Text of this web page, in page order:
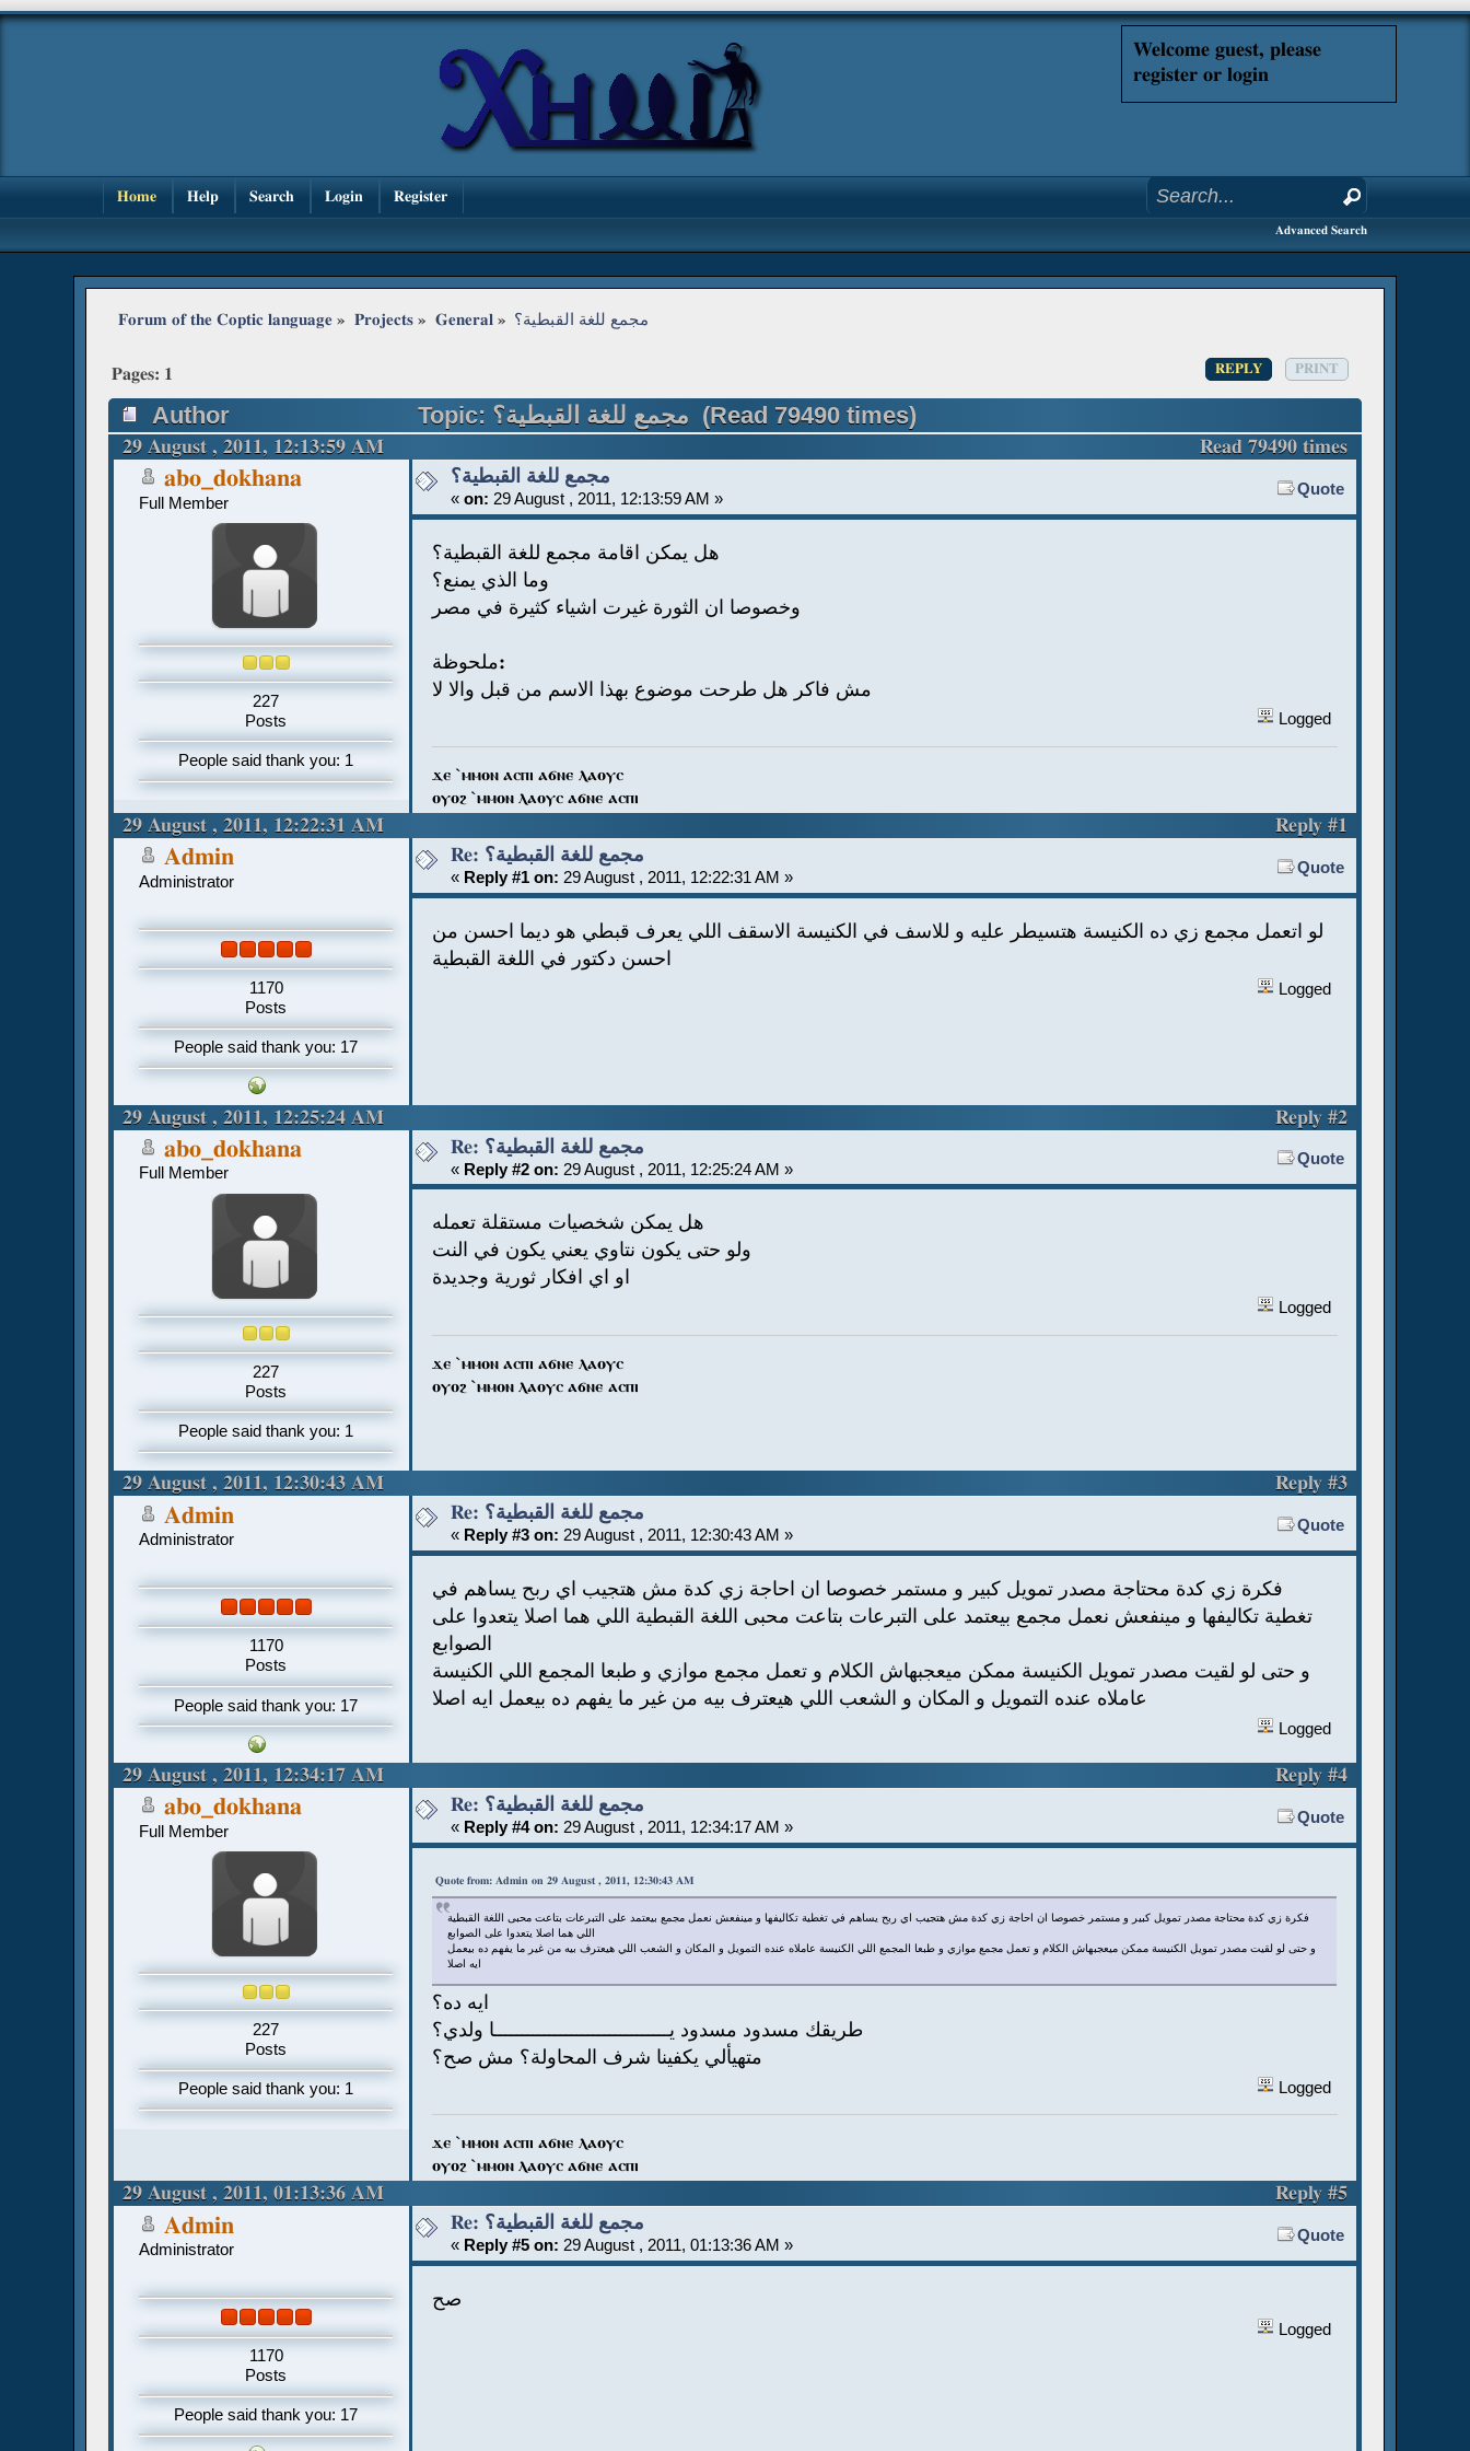
Welcome guest, please
register or login
Home Help Search Login Register
Advanced Search
Forum of the Coptic language » Projects» General» مجمع للغة القبطية؟
REPLY PRINT
Pages: 1
Author Topic: مجمع للغة القبطية؟ (Read 79490 times)
29 August , 2011, 12:13:59 AM Read 79490 times
abo_dokhana
Full Member
227
Posts
People said thank you: 1
مجمع للغة القبطية؟
«on: 29 August , 2011, 12:13:59 AM »
Quote
هل يمكن اقامة مجمع للغة القبطية؟
وما الذي يمنع؟
وخصوصا ان الثورة غيرت اشياء كثيرة في مصر
ملحوظة:
مش فاكر هل طرحت موضوع بهذا الاسم من قبل والا لا
Logged
ϫⲉ `ⲙⲙⲟⲛ ⲁⲥⲡⲓ ⲁϭⲛⲉ ⲗⲁⲟⲩⲥ
ⲟⲩⲟϩ `ⲙⲙⲟⲛ ⲗⲁⲟⲩⲥ ⲁϭⲛⲉ ⲁⲥⲡⲓ
29 August , 2011, 12:22:31 AM Reply #1
Admin
Administrator
1170
Posts
People said thank you: 17
Re: مجمع للغة القبطية؟
« Reply #1 on: 29 August , 2011, 12:22:31 AM »
Quote
لو اتعمل مجمع زي ده الكنيسة هتسيطر عليه و للاسف في الكنيسة الاسقف اللي يعرف قبطي هو ديما احسن من
احسن دكتور في اللغة القبطية
Logged
29 August , 2011, 12:25:24 AM Reply #2
abo_dokhana
Full Member
227
Posts
People said thank you: 1
Re: مجمع للغة القبطية؟
« Reply #2 on: 29 August , 2011, 12:25:24 AM »
Quote
هل يمكن شخصيات مستقلة تعمله
ولو حتى يكون نتاوي يعني يكون في النت
او اي افكار ثورية وجديدة
Logged
ϫⲉ `ⲙⲙⲟⲛ ⲁⲥⲡⲓ ⲁϭⲛⲉ ⲗⲁⲟⲩⲥ
ⲟⲩⲟϩ `ⲙⲙⲟⲛ ⲗⲁⲟⲩⲥ ⲁϭⲛⲉ ⲁⲥⲡⲓ
29 August , 2011, 12:30:43 AM Reply #3
Admin
Administrator
1170
Posts
People said thank you: 17
Re: مجمع للغة القبطية؟
« Reply #3 on: 29 August , 2011, 12:30:43 AM »
Quote
فكرة زي كدة محتاجة مصدر تمويل كبير و مستمر خصوصا ان احاجة زي كدة مش هتجيب اي ربح يساهم في
تغطية تكاليفها و مينفعش نعمل مجمع بيعتمد على التبرعات بتاعت محبى اللغة القبطية اللي هما اصلا يتعدوا على
الصوابع
و حتى لو لقيت مصدر تمويل الكنيسة ممكن ميعجبهاش الكلام و تعمل مجمع موازي و طبعا المجمع اللي الكنيسة
عاملاه عنده التمويل و المكان و الشعب اللي هيعترف بيه من غير ما يفهم ده بيعمل ايه اصلا
Logged
29 August , 2011, 12:34:17 AM Reply #4
abo_dokhana
Full Member
227
Posts
People said thank you: 1
Re: مجمع للغة القبطية؟
« Reply #4 on: 29 August , 2011, 12:34:17 AM »
Quote
Quote from: Admin on 29 August , 2011, 12:30:43 AM
فكرة زي كدة محتاجة مصدر تمويل كبير و مستمر خصوصا ان احاجة زي كدة مش هتجيب اي ربح يساهم في تغطية تكاليفها و مينفعش نعمل مجمع بيعتمد على التبرعات بتاعت محبى اللغة القبطية
اللي هما اصلا يتعدوا على الصوابع
و حتى لو لقيت مصدر تمويل الكنيسة ممكن ميعجبهاش الكلام و تعمل مجمع موازي و طبعا المجمع اللي الكنيسة عاملاه عنده التمويل و المكان و الشعب اللي هيعترف بيه من غير ما يفهم ده بيعمل
ايه اصلا
ايه ده؟
طريقك مسدود مسدود يــــــــــــــــــــــــــــــــا ولدي؟
متهيألي يكفينا شرف المحاولة؟ مش صح؟
Logged
ϫⲉ `ⲙⲙⲟⲛ ⲁⲥⲡⲓ ⲁϭⲛⲉ ⲗⲁⲟⲩⲥ
ⲟⲩⲟϩ `ⲙⲙⲟⲛ ⲗⲁⲟⲩⲥ ⲁϭⲛⲉ ⲁⲥⲡⲓ
29 August , 2011, 01:13:36 AM Reply #5
Admin
Administrator
1170
Posts
People said thank you: 17
Re: مجمع للغة القبطية؟
« Reply #5 on: 29 August , 2011, 01:13:36 AM »
Quote
صح
Logged